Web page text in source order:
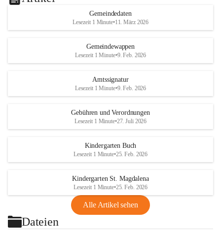
Gemeindedaten
Lesezeit 1 Minute•11. März 2026
Gemeindewappen
Lesezeit 1 Minute•9. Feb. 2026
Amtssignatur
Lesezeit 1 Minute•9. Feb. 2026
Gebühren und Verordnungen
Lesezeit 1 Minute•27. Juli 2026
Kindergarten Buch
Lesezeit 1 Minute•25. Feb. 2026
Kindergarten St. Magdalena
Lesezeit 1 Minute•25. Feb. 2026
Alle Artikel sehen
Dateien